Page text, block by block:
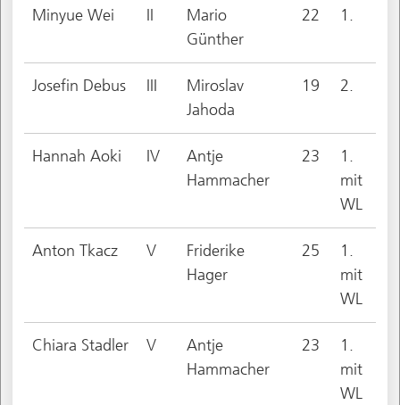
Minyue Wei II
Mario
Günther
22 1.
Josefin Debus III
Miroslav
Jahoda
19 2.
Hannah Aoki IV
Antje
Hammacher
23
1.
mit
WL
Anton Tkacz V
Friderike
Hager
25
1.
mit
WL
Chiara Stadler V
Antje
Hammacher
23
1.
mit
WL